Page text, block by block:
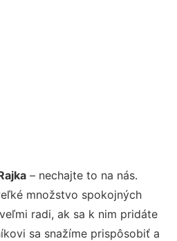
– nechajte to na nás.
množstvo spokojných
radi, ak sa k nim pridáte
sa snažíme prispôsobiť a